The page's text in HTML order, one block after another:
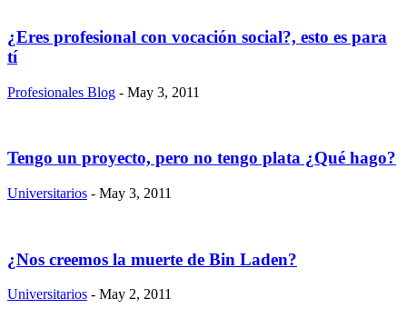
¿Eres profesional con vocación social?, esto es para
tí
Profesionales Blog - May 3, 2011
Tengo un proyecto, pero no tengo plata ¿Qué hago?
Universitarios - May 3, 2011
¿Nos creemos la muerte de Bin Laden?
Universitarios - May 2, 2011